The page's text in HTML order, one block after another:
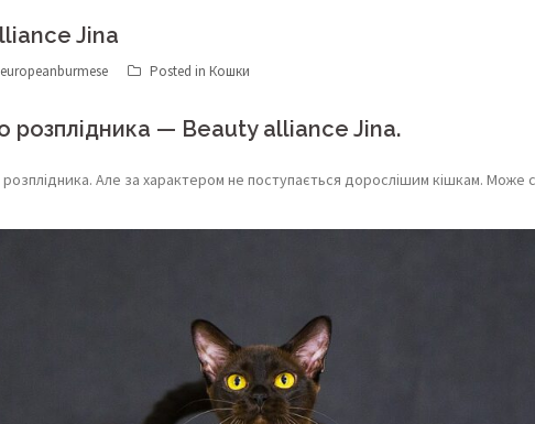
Jina
europeanburmese Posted in Кошки
розплідника — Beauty alliance Jina.
Але за характером не поступається дорослішим кішкам. Може